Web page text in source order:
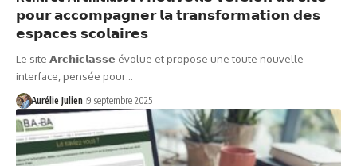
𝗽𝗼𝘂𝗿 𝗮𝗰𝗰𝗼𝗺𝗽𝗮𝗴𝗻𝗲𝗿 𝗹𝗮 𝘁𝗿𝗮𝗻𝘀𝗳𝗼𝗿𝗺𝗮𝘁𝗶𝗼𝗻 𝗱𝗲𝘀
𝗲𝘀𝗽𝗮𝗰𝗲𝘀 𝘀𝗰𝗼𝗹𝗮𝗶𝗿𝗲𝘀
Le site 𝗔𝗿𝗰𝗵𝗶𝗰𝗹𝗮𝘀𝘀𝗲 évolue et propose une toute nouvelle
interface, pensée pour…
Aurélie Julien 9 septembre 2025